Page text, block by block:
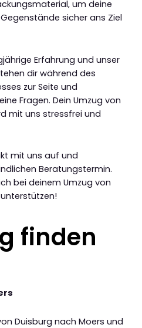
um deine
sicher ans Ziel
Erfahrung und unser
dir während des
zur Seite und
Fragen. Dein Umzug von
mit uns stressfrei und
mit uns auf und
Beratungstermin.
bei deinem Umzug von
finden
Duisburg nach Moers und